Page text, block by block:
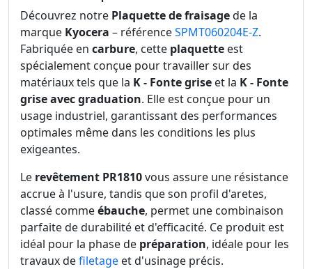
Découvrez notre Plaquette de fraisagede la
marque Kyocera – référenceSPMT060204E-Z.
Fabriquée en carbure, cette plaquette est
spécialement conçue pour travailler sur des
matériaux tels que la K - Fonte grise et la K - Fonte
grise avec graduation. Elle est conçue pour un
usage industriel, garantissant des performances
optimales même dans les conditions les plus
exigeantes.
Le revêtement PR1810vous assure une résistance
accrue à l'usure, tandis que son profil d'aretes,
classé commeébauche, permet une combinaison
parfaite de durabilité et d'efficacité. Ce produit est
idéal pour la phase de préparation, idéale pour les
travaux defiletage et d'usinage précis.